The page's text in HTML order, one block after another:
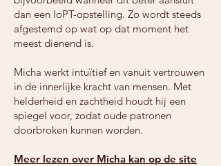
dan een IoPT-opstelling. Zo wordt steeds
afgestemd op wat op dat moment het
meest dienend is.
Micha werkt intuïtief en vanuit vertrouwen
in de innerlijke kracht van mensen. Met
helderheid en zachtheid houdt hij een
spiegel voor, zodat oude patronen
doorbroken kunnen worden.
Meer lezen over Micha kan op de site